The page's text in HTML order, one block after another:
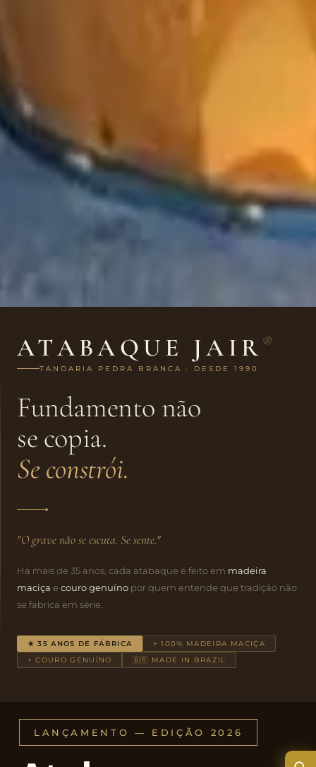
ATABAQUE JAIR ®
TANOARIA PEDRA BRANCA · DESDE 1990
Fundamento não
se copia.
Se constrói.
"O grave não se escuta. Se sente."
Há mais de 35 anos, cada atabaque é feito em madeira
maciça e couro genuíno por quem entende que tradição não
se fabrica em série.
★ 35 ANOS DE FÁBRICA + 100% MADEIRA MACIÇA
+ COURO GENUÍNO 🇧🇷 MADE IN BRAZIL
LANÇAMENTO — EDIÇÃO 2026